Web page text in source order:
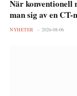
När konventionell
man sig av en CT-
NYHETER 2026-08-06